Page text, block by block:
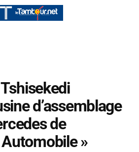
d’assemblage
de
»